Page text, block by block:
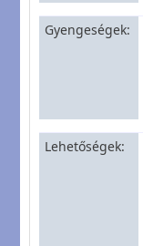
Gyengeségek
Lehetőségek